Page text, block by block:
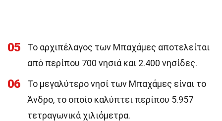
05
Το αρχιπέλαγος των Μπαχάμες αποτελείται
από περίπου 700 νησιά και 2.400 νησίδες.
06
Το μεγαλύτερο νησί των Μπαχάμες είναι το
Άνδρο, το οποίο καλύπτει περίπου 5.957
τετραγωνικά χιλιόμετρα.